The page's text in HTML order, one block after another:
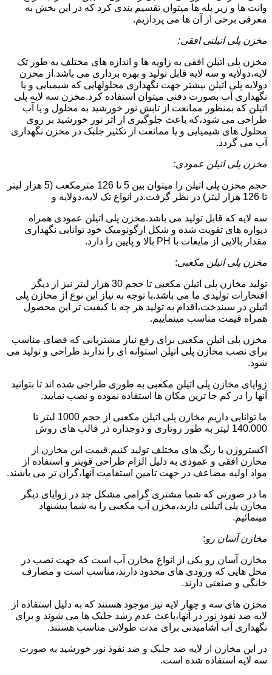
وانت ها و زیر پله ها میتوان تقسیم بندی کرد که در این بخش به
معرفی برخی از آن ها می پردازیم.
مخزن پلی اتیلنی افقی:
مخزن پلی اتیلن افقی به زاویه ها و اندازه های مختلف به طور تک
لایه،دولایه و سه لایه قابل تولید و بهره برداری می باشد.از مخزن
دولایه پلی اتیلن بیشتر جهت نگهداری محلولهایی که شیمیایی و یا
نگهداری آب بصورت دفنی میتوان استفاده کرد.مخزن سه لایه پلی
اتیلن که بمنظور ممانعت از تابش نور خورشید به محلول و یا آب
طراحی می شود،که باعث جلوگیری از اثر نور خورشید بر روی
محلول های شیمیایی و یا ممانعت از تکثیر جلبک در مخزن نگهداری
آب می گردد.
مخزن پلی اتیلن عمودی:
حجم مخزن پلی اتیلن را میتوان بین 5 تا 126 مترمکعب (5 هزار لیتر
تا 126 هزار لیتر) در نظر گرفت.در انواع تک لایه،دولایه و
سه لایه که قابل تولید می باشد.مخزن پلی اتیلن عمودی همراه
دیواره های تقویت شده و شکل ارگونومیک خود توانایی نگهداری
مقدار بالایی از مایعات با PH بالا و پایین را دارد.
مخزن پلی اتیلن مکعبی:
تولید مخازن پلی اتیلن مکعبی تا حجم 30 هزار لیتر نیز از دیگر
افتخارات تولیدی ما می باشد.با توجه به نیاز این نوع از مخازن پلی
اتیلن در سیندخت،اقدام به تولید هر چه با کیفیت تر این محصول
همراه قیمت مناسب مینماییم.
مخزن پلی اتیلن مکعبی برای رفع نیاز مشتریانی که فضای مناسب
برای نصب مخازن پلی اتیلن استوانه ای را ندارند طراحی و تولید می
شود.
زوایای مخازن پلی اتیلن مکعبی به طوری طراحی شده اند تا بتوانید
آنها را در کم جا ترین مکان ها استفاده نموده و نصب نمایید.
ما توانایی داریم مخازن پلی اتیلن مکعبی از حجم 1000 لیتر تا
140.000 لیتر به طور روتاری و دوجداره در قالب های روش
اکستروژن با رنگ های مختلف تولید کنیم.قیمت این مخازن از
مخازن افقی و عمودی به دلیل الزام طراحی قویتر و استفاده از
مواد اولیه مضاعف در جهت تامین استقامت آنها،گران تر می باشند.
ما در صورتی که شما مشتری گرامی مشکل جد در زوایای دیگر
مخازن پلی اتیلنی دارید،مخزن آب مکعبی را به شما پیشنهاد
مینمائیم.
مخازن آسان رو:
مخازن آسان رو یکی از انواع مخازن آب است که جهت نصب در
محل هایی که ورودی های محدود دارند،مناسب است و مصارف
خانگی و صنعتی دارند.
مخزن های سه و چهار لایه نیز موجود هستند که به دلیل استفاده از
لایه ضد نفوذ نور در آنها،باعث عدم رشد جلبک ها می شوند و برای
نگهداری آب آشامیدنی برای مدت طولانی مناسب هستند.
در این مخازن از لایه ضد جلبک و ضد نفوذ نور خورشید به صورت
سه لایه استفاده شده است.